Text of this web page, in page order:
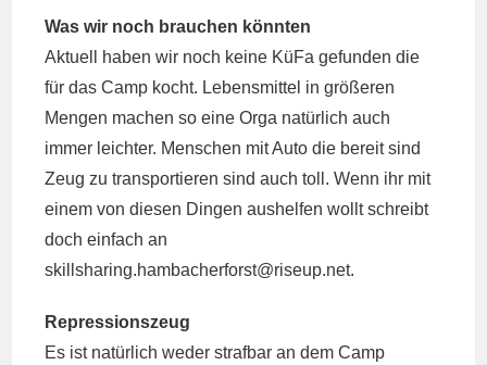
Was wir noch brauchen könnten
Aktuell haben wir noch keine KüFa gefunden die
für das Camp kocht. Lebensmittel in größeren
Mengen machen so eine Orga natürlich auch
immer leichter. Menschen mit Auto die bereit sind
Zeug zu transportieren sind auch toll. Wenn ihr mit
einem von diesen Dingen aushelfen wollt schreibt
doch einfach an
skillsharing.hambacherforst@riseup.net.
Repressionszeug
Es ist natürlich weder strafbar an dem Camp